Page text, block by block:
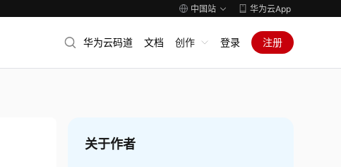
中国站 华为云App
华为云码道 文档 创作 登录 注册
关于作者